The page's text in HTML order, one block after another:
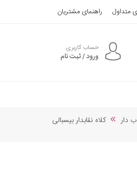
متداول راهنمای مشتریان
حساب کاربری
ورود / ثبت نام
دار کلاه نقابدار بیسبالی